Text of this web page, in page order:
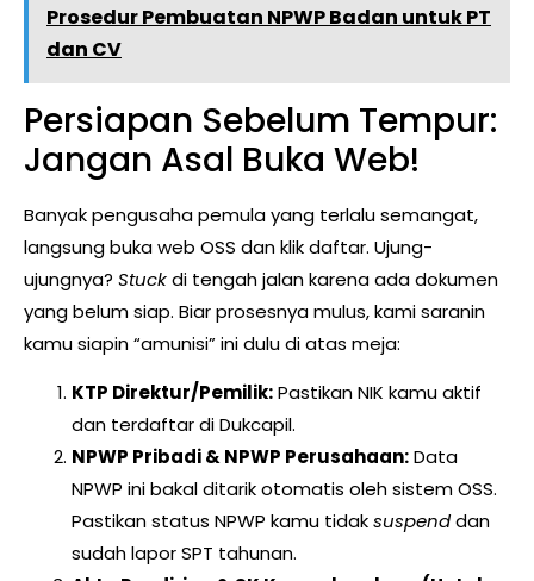
Prosedur Pembuatan NPWP Badan untuk PT
dan CV
Persiapan Sebelum Tempur:
Jangan Asal Buka Web!
Banyak pengusaha pemula yang terlalu semangat,
langsung buka web OSS dan klik daftar. Ujung-
ujungnya? Stuckdi tengah jalan karena ada dokumen
yang belum siap. Biar prosesnya mulus, kami saranin
kamu siapin “amunisi” ini dulu di atas meja:
KTP Direktur/Pemilik:Pastikan NIK kamu aktif
dan terdaftar di Dukcapil.
NPWP Pribadi & NPWP Perusahaan:Data
NPWP ini bakal ditarik otomatis oleh sistem OSS.
Pastikan status NPWP kamu tidaksuspenddan
sudah lapor SPT tahunan.